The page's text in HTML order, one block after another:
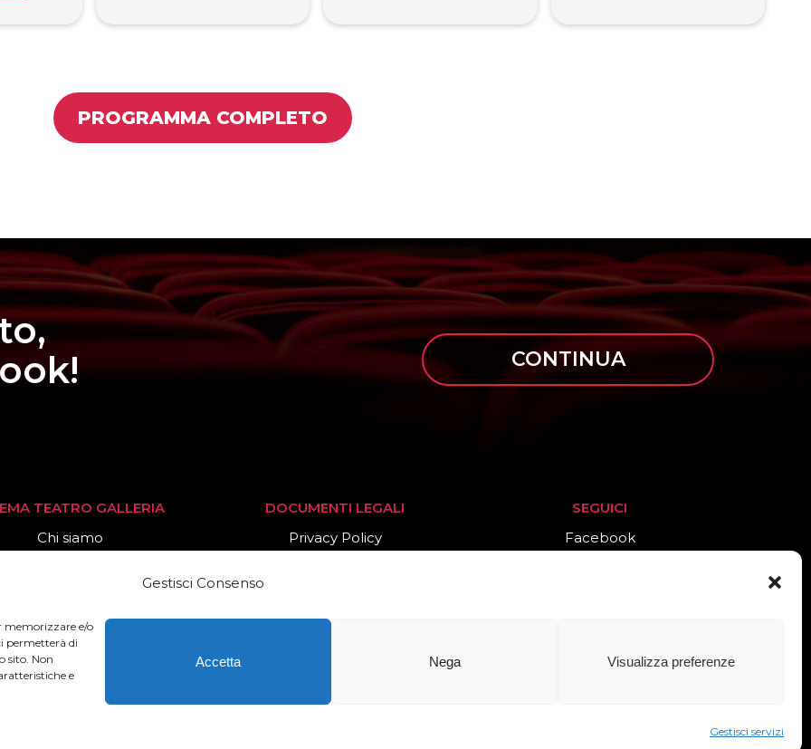
Gestisci Consenso
memorizzare e/o
permetterà di
sito. Non
e
Gestisci servizi
Accetta Nega Visualizza preferenze
PROGRAMMA COMPLETO
CONTINUA
TEATRO GALLERIA
Chi siamo
DOCUMENTI LEGALI
Privacy Policy
SEGUICI
Facebook
Cinema Galleria – All Rights Reserved – Powered by